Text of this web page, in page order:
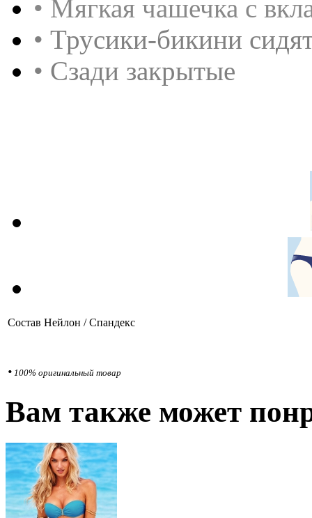
• Мягкая чашечка с
• Трусики-бикини
• Сзади закрытые
Состав Нейлон / Спандекс
• 100% оригинальный товар
Вам также может